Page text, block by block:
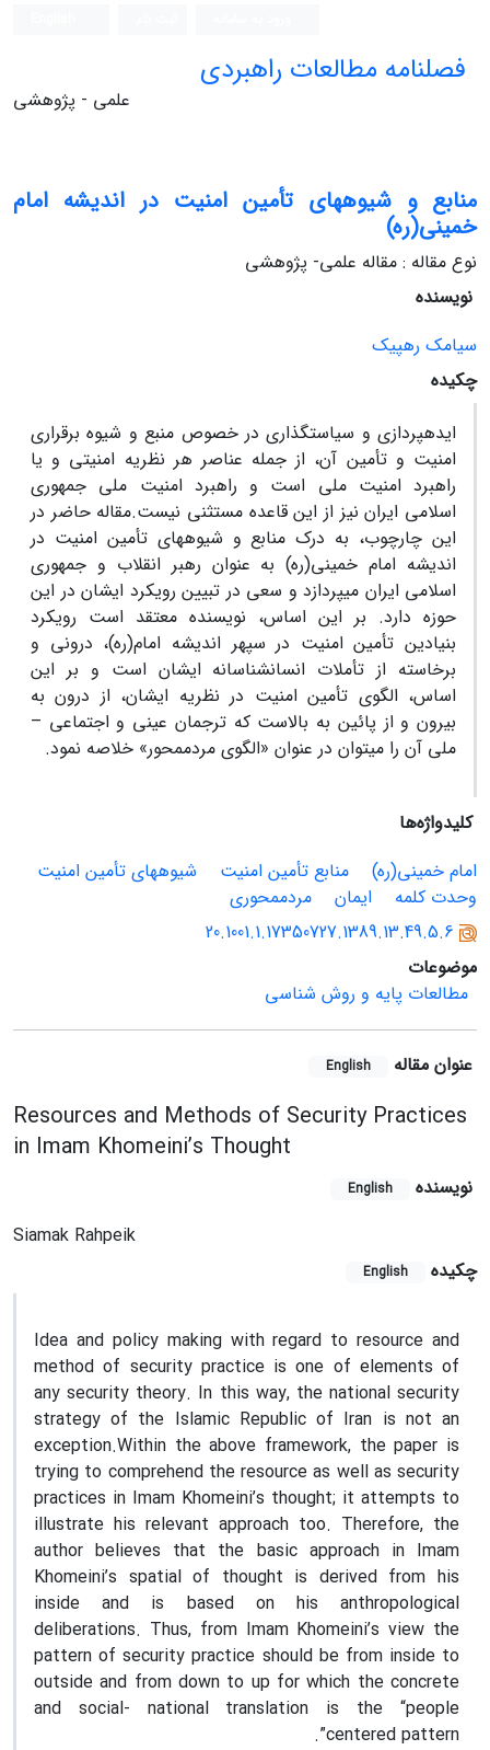
فصلنامه مطالعات راهبردی
علمی - پژوهشی
منابع و شیوه‏های تأمین امنیت در اندیشه امام
خمینی(ره)
نوع مقاله : مقاله علمی- پژوهشی
نویسنده
سیامک ره‏پیک
چکیده
ایده‏پردازی و سیاست‏گذاری در خصوص منبع و شیوه برقراری
امنیت و تأمین آن، از جمله عناصر هر نظریه امنیتی و یا
راهبرد امنیت ملی است و راهبرد امنیت ملی جمهوری
اسلامی ایران نیز از این قاعده مستثنی نیست.مقاله حاضر در
این چارچوب، به درک منابع و شیوه‏های تأمین امنیت در
اندیشه امام خمینی(ره) به عنوان رهبر انقلاب و جمهوری
اسلامی ایران می‏پردازد و سعی در تبیین رویکرد ایشان در این
حوزه دارد. بر این اساس، نویسنده معتقد است رویکرد
بنیادین تأمین امنیت در سپهر اندیشه امام(ره)، درونی و
برخاسته از تأملات انسان‏شناسانه ایشان است و بر این
اساس، الگوی تأمین امنیت در نظریه ایشان، از درون به
بیرون و از پائین به بالاست که ترجمان عینی و اجتماعی –
ملی آن را می‏توان در عنوان «الگوی مردم‏محور» خلاصه نمود.
کلیدواژه‌ها
امام خمینی(ره)
منابع تأمین امنیت
شیوه‏های تأمین امنیت
وحدت کلمه
ایمان
مردم‏محوری
20.1001.1.17350727.1389.13.49.5.6
موضوعات
مطالعات پایه و روش شناسی
عنوان مقاله English
Resources and Methods of Security Practices
in Imam Khomeini’s Thought
نویسنده English
Siamak Rahpeik
چکیده
English
Idea and policy making with regard to resource and
method of security practice is one of elements of
any security theory. In this way, the national security
strategy of the Islamic Republic of Iran is not an
exception.Within the above framework, the paper is
trying to comprehend the resource as well as security
practices in Imam Khomeini’s thought; it attempts to
illustrate his relevant approach too. Therefore, the
author believes that the basic approach in Imam
Khomeini’s spatial of thought is derived from his
inside and is based on his anthropological
deliberations. Thus, from Imam Khomeini’s view the
pattern of security practice should be from inside to
outside and from down to up for which the concrete
and social- national translation is the “people
centered pattern”.